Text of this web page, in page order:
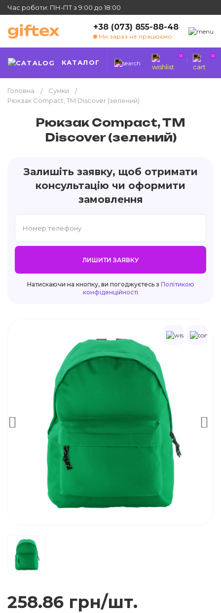
Час роботи: ПН-ПТ з 9:00 до 18:00
+38 (073) 855-88-48
Ми зараз не працюємо
КАТАЛОГ
0 0
Головна
Сумки
Рюкзак Compact, TM Discover (зелений)
Рюкзак Compact, TM
Discover (зелений)
Залишіть заявку, щоб отримати
консультацію чи оформити
замовлення
ЛИШИТИ ЗАЯВКУ
Натискаючи на кнопку, ви погоджуєтесь з Політикою
конфіденційності
258.86 грн/шт.